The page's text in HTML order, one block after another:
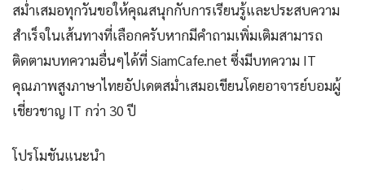
สม่ำเสมอทุกวันขอให้คุณสนุกกับการเรียนรู้และประสบความ
สำเร็จในเส้นทางที่เลือกครับหากมีคำถามเพิ่มเติมสามารถ
ติดตามบทความอื่นๆได้ที่ SiamCafe.net ซึ่งมีบทความ IT
คุณภาพสูงภาษาไทยอัปเดตสม่ำเสมอเขียนโดยอาจารย์บอมผู้
เชี่ยวชาญ IT กว่า 30 ปี
โปรโมชันแนะนำ